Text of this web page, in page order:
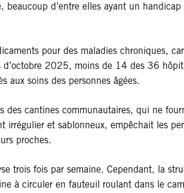
d’entre elles ayant un
pour des maladies chroniques,
2025, moins de 14 des 36
aux soins des personnes âgées.
cantines communautaires, qui ne
et sablonneux, empêchait les
proches.
trois fois par semaine. Cependant, la
à circuler en fauteuil roulant dans le